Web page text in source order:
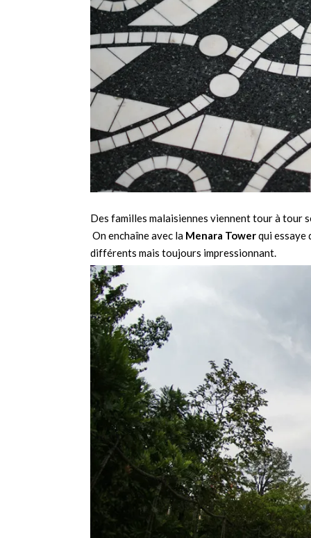
Des familles malaisiennes viennent tour à tour
On enchaîne avec la Menara Towerqui essaye
différents mais toujours impressionnant.